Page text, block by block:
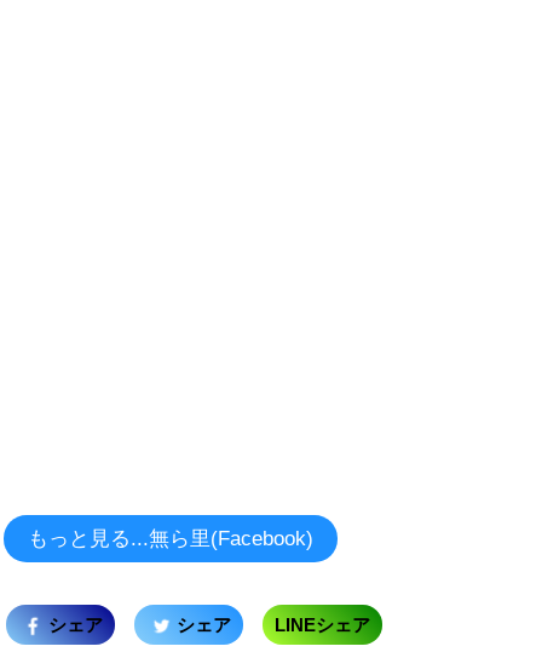
もっと見る...無ら里(Facebook)
シェア シェア LINEシェア